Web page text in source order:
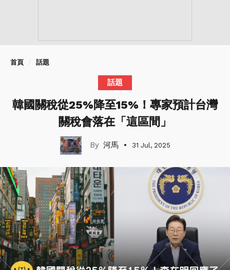
首頁 話題
話題
韓國關稅從25%降至15%！專家預計台灣
關稅會落在「這區間」
河馬 31 Jul, 2025